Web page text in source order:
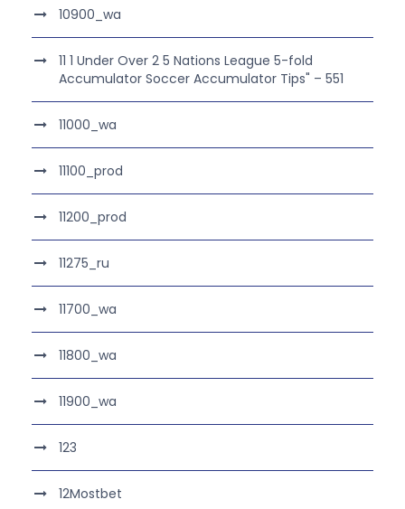
10900_wa
11 1 Under Over 2 5 Nations League 5-fold
Accumulator Soccer Accumulator Tips" – 551
11000_wa
11100_prod
11200_prod
11275_ru
11700_wa
11800_wa
11900_wa
123
12Mostbet